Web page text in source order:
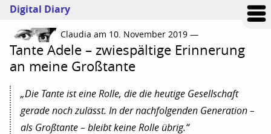
Digital Diary
Claudia am 10. November 2019 —
Tante Adele – zwiespältige Erinnerung
an meine Großtante
„Die Tante ist eine Rolle, die die heutige Gesellschaft
gerade noch zulässt. In der nachfolgenden Generation –
als Großtante – bleibt keine Rolle übrig.“